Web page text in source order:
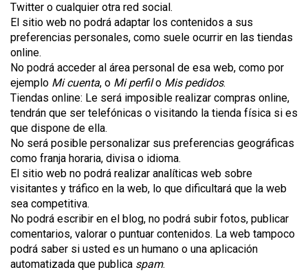
Twitter o cualquier otra red social.
El sitio web no podrá adaptar los contenidos a sus
preferencias personales, como suele ocurrir en las tiendas
online.
No podrá acceder al área personal de esa web, como por
ejemplo Mi cuenta, o Mi perfilo Mis pedidos.
Tiendas online: Le será imposible realizar compras online,
tendrán que ser telefónicas o visitando la tienda física si es
que dispone de ella.
No será posible personalizar sus preferencias geográficas
como franja horaria, divisa o idioma.
El sitio web no podrá realizar analíticas web sobre
visitantes y tráfico en la web, lo que dificultará que la web
sea competitiva.
No podrá escribir en el blog, no podrá subir fotos, publicar
comentarios, valorar o puntuar contenidos. La web tampoco
podrá saber si usted es un humano o una aplicación
automatizada que publica spam.